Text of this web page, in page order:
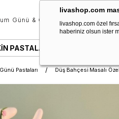
livashop.com
livashop.com özel
haberiniz olsun ister
Günü & Özel Gün Donut &
PASTALARI
Pastaları Düş Bahçesi Masalı